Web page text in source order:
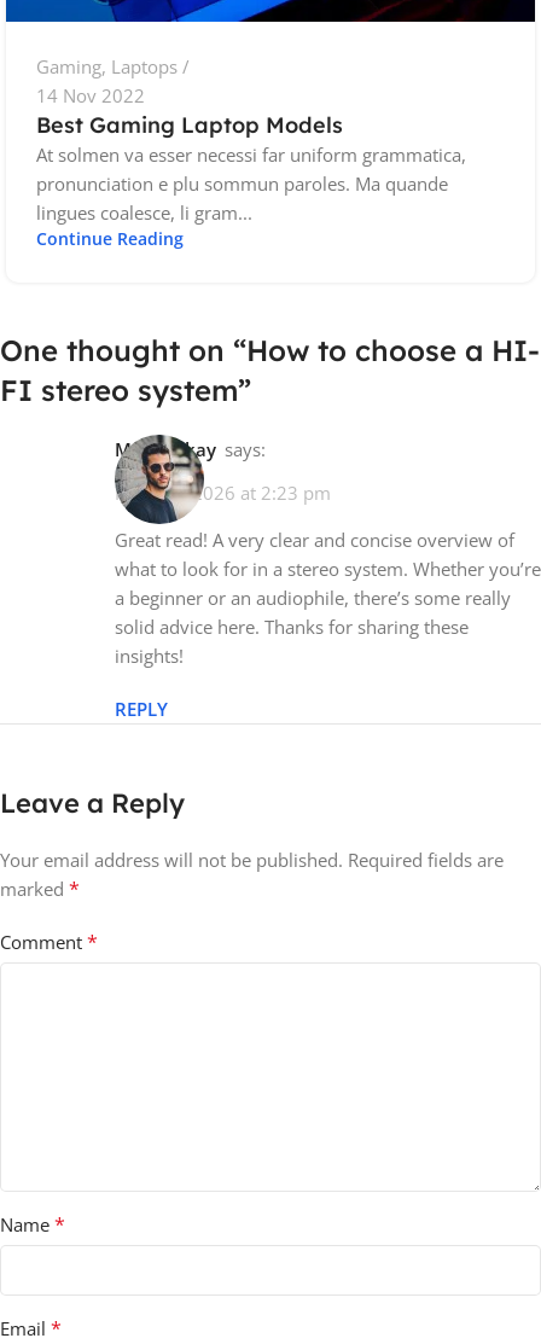
Gaming, Laptops
14 Nov 2022
Best Gaming Laptop Models
At solmen va esser necessi far uniform grammatica,
pronunciation e plu sommun paroles. Ma quande
lingues coalesce, li gram...
Continue Reading
One thought on “How to choose a HI-
FI stereo system”
Mr. Mackay says:
March 3, 2026 at 2:23 pm
Great read! A very clear and concise overview of
what to look for in a stereo system. Whether you’re
a beginner or an audiophile, there’s some really
solid advice here. Thanks for sharing these
insights!
REPLY
Leave a Reply
Your email address will not be published. Required fields are
marked *
Comment *
Name *
Email *